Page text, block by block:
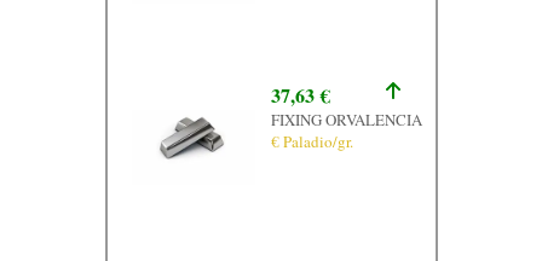
37,63 €
FIXING ORVALENCIA
€ Paladio/gr.